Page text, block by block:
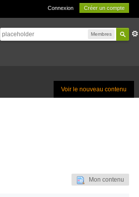
Connexion Créer un compte
Membres
Voir le nouveau contenu
Mon contenu